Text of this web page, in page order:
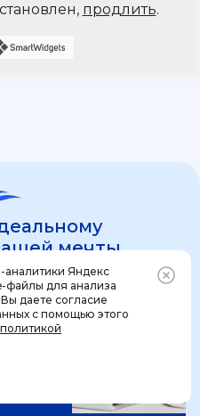
444-31-53
аналитики Яндекс
файлы для анализа
даете согласие
с помощью этого
политикой
продлить.
мечты